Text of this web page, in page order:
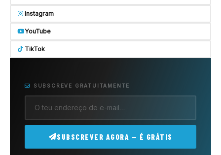
Instagram
YouTube
TikTok
SUBSCREVE GRATUITAMENTE
SUBSCREVER AGORA — É GRÁTIS